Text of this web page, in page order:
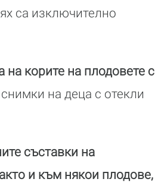
са изключително
на корите на плодовете с
на деца с отекли
съставки на
и към някои плодове,